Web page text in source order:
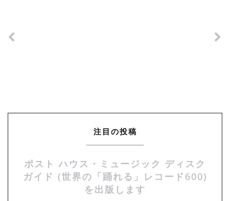
注目の投稿
ポスト ハウス・ミュージック ディスク
ガイド (世界の「踊れる」レコード600)
を出版します